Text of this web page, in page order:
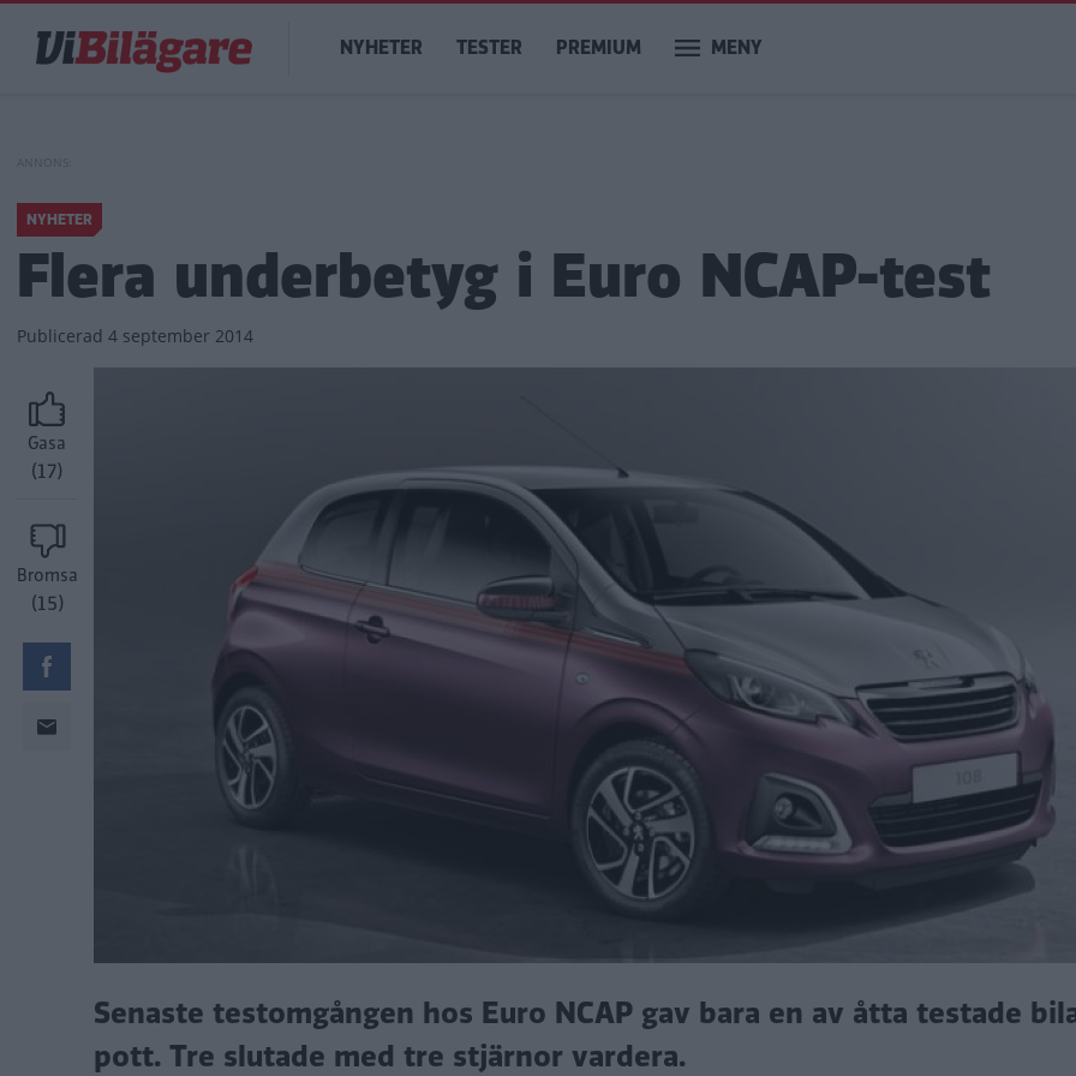
huvudinnehåll
Main
navigation
NYHETER TESTER PREMIUM MENY
NYHETER
Flera underbetyg i Euro NCAP-test
Publicerad 4 september 2014
Gasa
(17)
Bromsa
(15)
Senaste testomgången hos Euro NCAP gav bara en av åtta testade
pott. Tre slutade med tre stjärnor vardera.